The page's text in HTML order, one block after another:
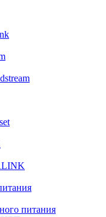
питания